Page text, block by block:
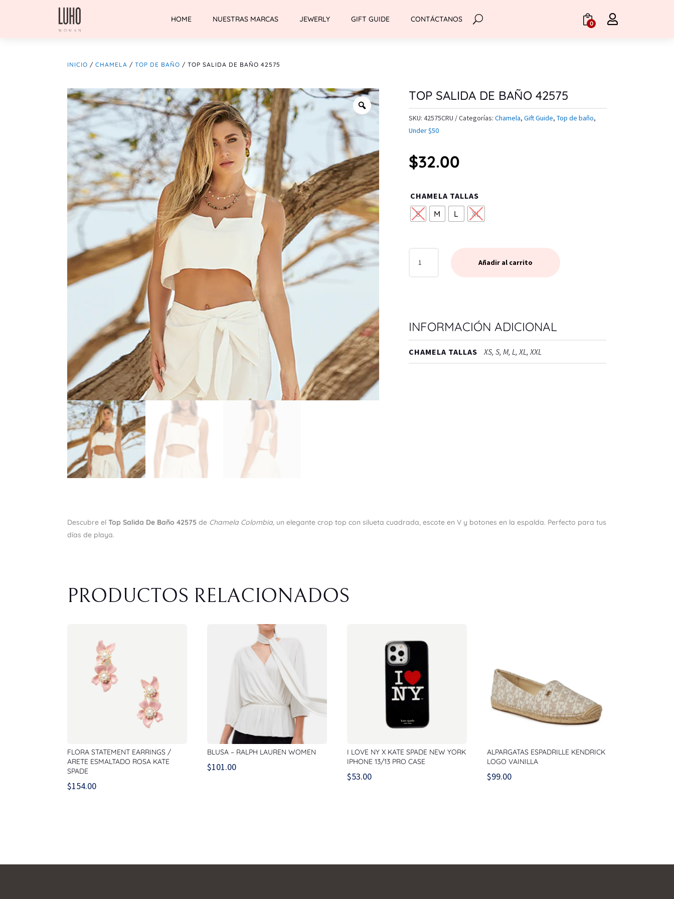
HOME NUESTRAS MARCAS JEWERLY GIFT GUIDE CONTÁCTANOS 0 
INICIO /CHAMELA /TOP DE BAÑO / TOP SALIDA DE BAÑO 42575
TOP SALIDA DE BAÑO 42575
SKU: 42575CRU Categorías: Chamela, Gift Guide, Top de baño,
Under $50
$32.00
CHAMELA TALLAS
S
M L XL
SALIDA
Añadir al carrito
INFORMACIÓN ADICIONAL
CHAMELA TALLAS XS, S, M, L, XL, XXL
Descubre elTop Salida De Baño 42575 de Chamela Colombia, un elegante crop top con silueta cuadrada, escote en V y botones en la espalda. Perfecto para tus
días de playa.
PRODUCTOS RELACIONADOS
FLORA STATEMENT EARRINGS /
ARETE ESMALTADO ROSA KATE
SPADE
$154.00
BLUSA – RALPH LAUREN WOMEN
$101.00
I LOVE NY X KATE SPADE NEW YORK
IPHONE 13/13 PRO CASE
$53.00
ALPARGATAS ESPADRILLE KENDRICK
LOGO VAINILLA
$99.00